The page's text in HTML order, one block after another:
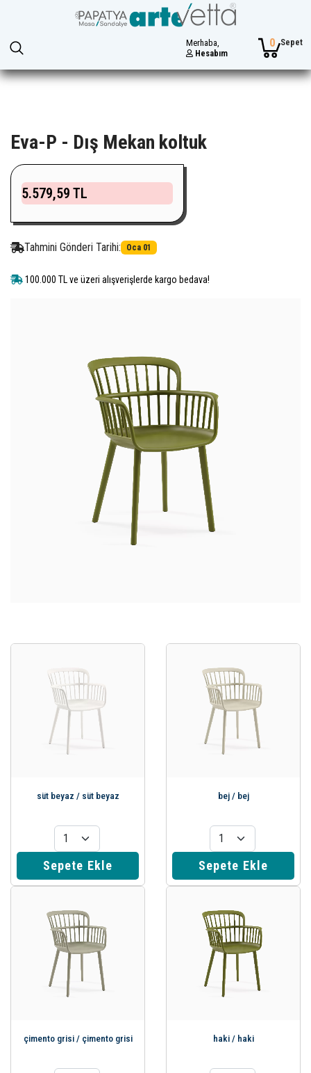
Merhaba,
Hesabım
Sepet
0
Eva-P - Dış Mekan koltuk
5.579,59 TL
Tahmini Gönderi Tarihi: Oca 01
100.000 TL ve üzeri alışverişlerde kargo bedava!
süt beyaz / süt beyaz
Sepete Ekle
bej / bej
Sepete Ekle
çimento grisi / çimento grisi haki / haki